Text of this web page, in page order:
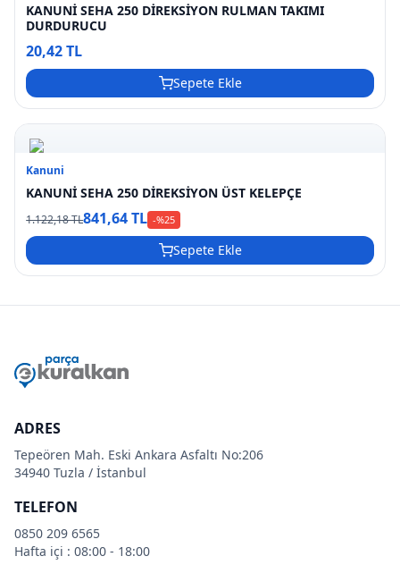
KANUNİ SEHA 250 DİREKSİYON RULMAN TAKIMI
DURDURUCU
20,42 TL
Sepete Ekle
Kanuni
KANUNİ SEHA 250 DİREKSİYON ÜST KELEPÇE
1.122,18 TL841,64 TL -%25
Sepete Ekle
ADRES
Tepeören Mah. Eski Ankara Asfaltı No:206
34940 Tuzla / İstanbul
TELEFON
0850 209 6565
Hafta içi : 08:00 - 18:00